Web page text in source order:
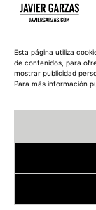
Esta página utiliza
de contenidos, para
mostrar publicidad
Para más información
03SÍGUEME
YouTube
@JavierGarzas
LinkedIn
© 2026